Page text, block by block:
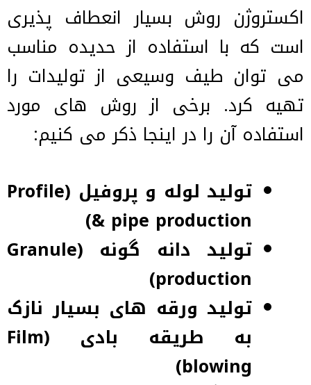
اکستروژن روش بسیار انعطاف پذیری
است که با استفاده از حدیده مناسب
می توان طیف وسیعی از تولیدات را
تهیه کرد. برخی از روش های مورد
استفاده آن را در اینجا ذکر می کنیم:
تولید لوله و پروفیل (Profile
& pipe production)
تولید دانه گونه (Granule
production)
تولید ورقه های بسیار نازک
به طریقه بادی (Film
blowing)